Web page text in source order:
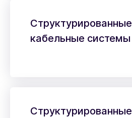
Структурированные
кабельные системы
Структурированные